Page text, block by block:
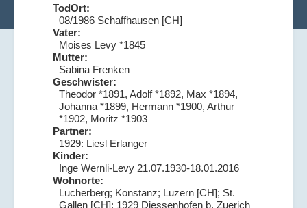
TodOrt:
08/1986 Schaffhausen [CH]
Vater:
Moises Levy *1845
Mutter:
Sabina Frenken
Geschwister:
Theodor *1891, Adolf *1892, Max *1894,
Johanna *1899, Hermann *1900, Arthur
*1902, Moritz *1903
Partner:
1929: Liesl Erlanger
Kinder:
Inge Wernli-Levy 21.07.1930-18.01.2016
Wohnorte:
Lucherberg; Konstanz; Luzern [CH]; St.
Gallen [CH]; 1929 Diessenhofen b. Zuerich